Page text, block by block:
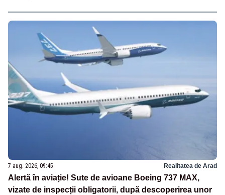
7 aug. 2026, 09:45 Realitatea de Arad
Alertă în aviație! Sute de avioane Boeing 737 MAX,
vizate de inspecții obligatorii, după descoperirea unor